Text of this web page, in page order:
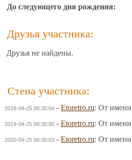
До следующего дня рождения:
Друзья участника:
Друзья не найдены.
Стена участника:
2018-04-25 00:30:04 - Etoretro.ru: От имени
2019-04-25 00:30:05 - Etoretro.ru: От имени
2020-04-25 00:30:03 - Etoretro.ru: От имени